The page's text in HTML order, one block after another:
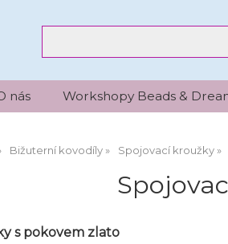
nás Workshopy Beads &
Bižuterní kovodíly Spojovací kroužky
s pokovem zlato